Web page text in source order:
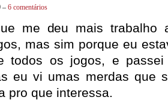
– 6 comentários
me deu mais trabalho
mas sim porque eu
todos os jogos, e
eu vi umas merdas que
pro que interessa.